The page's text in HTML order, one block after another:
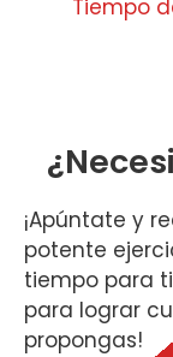
Tiempo
¡Apúntate y
potente
tiempo para
para lograr
propongas!